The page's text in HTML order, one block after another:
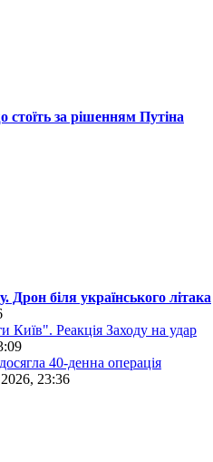
за рішенням Путіна
Дрон біля українського літака
Київ". Реакція Заходу на удар
40-денна операція
23:36